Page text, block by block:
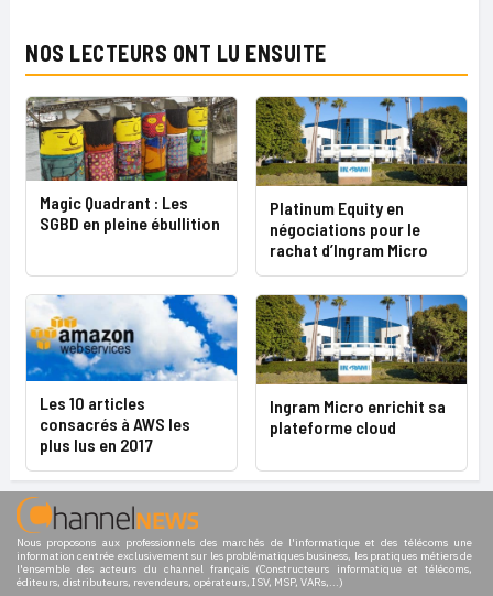
NOS LECTEURS ONT LU ENSUITE
Magic Quadrant : Les
SGBD en pleine ébullition
Platinum Equity en
négociations pour le
rachat d’Ingram Micro
Les 10 articles
consacrés à AWS les
plus lus en 2017
Ingram Micro enrichit sa
plateforme cloud
Nous proposons aux professionnels des marchés de l'informatique et des télécoms une
information centrée exclusivement sur les problématiques business, les pratiques métiers de
l'ensemble des acteurs du channel français (Constructeurs informatique et télécoms,
éditeurs, distributeurs, revendeurs, opérateurs, ISV, MSP, VARs,...)